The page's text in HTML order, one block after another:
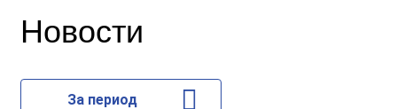
Новости
За период